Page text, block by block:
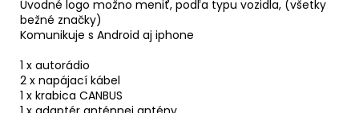
Úvodné logo možno meniť, podľa typu vozidla, (všetky
bežné značky)
Komunikuje s Android aj iphone
1 x autorádio
2 x napájací kábel
1 x krabica CANBUS